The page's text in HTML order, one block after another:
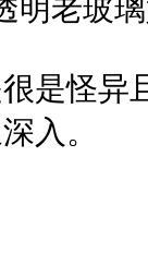
明老玻
是怪异
入。